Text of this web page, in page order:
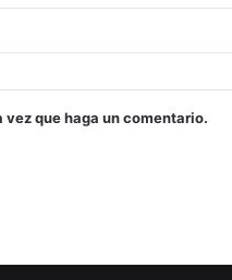
que haga un comentario.